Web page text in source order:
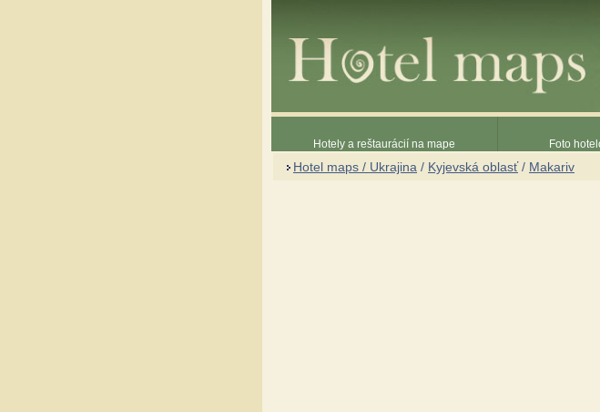
Hotely a reštaurácií na mape Foto
Hotel maps / Ukrajina / Kyjevská oblasť/ Makariv